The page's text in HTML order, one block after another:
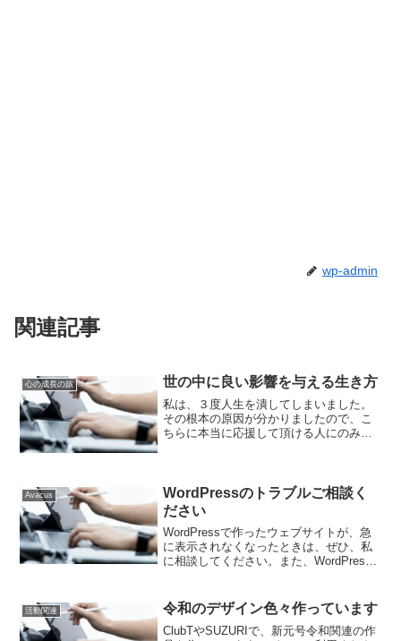
wp-admin
関連記事
心の成長の旅 世の中に良い影響を与える生き方
私は、３度人生を潰してしまいました。
その根本の原因が分かりましたので、こ
ちらに本当に応援して頂ける人にのみ読
い人生を生きてきてツイン...
Avacus
WordPressのトラブルご相談く
ださい
WordPressで作ったウェブサイトが、急
に表示されなくなったときは、ぜひ、私
に相談してください。また、WordPress
ているウェブサイトのみ対応させて頂き
ます。A...
活動関連 令和のデザイン色々作っています
ClubTやSUZURIで、新元号令和関連の作